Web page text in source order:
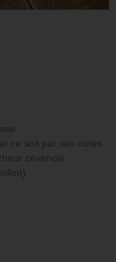
ce soit par ses notes
cévenole.